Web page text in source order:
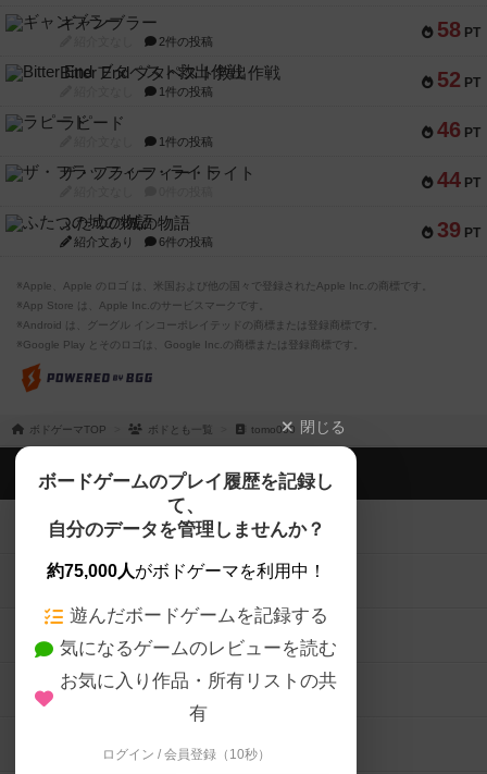
58 PT
ギャンブラー
2件の投稿
52 PT
Bitter End ブタペスト救出作戦
1件の投稿
46 PT
ラピード
1件の投稿
44 PT
ザ・フラッフィー・ライト
39 PT
ふたつの城の物語
紹介文あり 6件の投稿
※Apple、Apple のロゴ は、米国および他の国々で登録されたApple Inc.の商標です。
※App Store は、Apple Inc.のサービスマークです。
※Android は、グーグル インコーポレイテッドの商標または登録商標です。
※Google Play とそのロゴは、Google Inc.の商標または登録商標です。
ボドゲーマTOP ボドとも一覧 tomo000 閉じる
ボードゲームのプレイ履歴を記録し
て、
自分のデータを管理しませんか？
約75,000人がボドゲーマを利用中！
遊んだボードゲームを記録する
気になるゲームのレビューを読む
お気に入り作品・所有リストの共
有
ログイン / 会員登録（10秒）
ボドゲーマTOP
ボードゲームを検索する
ボードゲームの新着レビュー
ボードゲーム会情報
メカニクス特集
掲示板・トピックス